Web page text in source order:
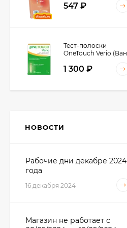
547 ₽
Тест-полоски
OneTouch Verio (Ван
100 штук в упаковке
1 300 ₽
ланцетами и без
НОВОСТИ
Рабочие дни декабре 2024
года
16 декабря 2024
Магазин не работает с